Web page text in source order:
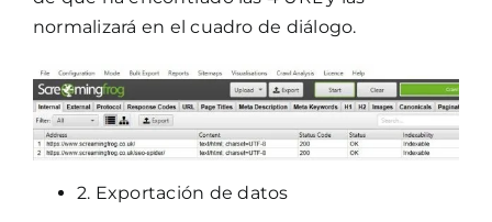
normalizará en el cuadro de diálogo.
2. Exportación de datos